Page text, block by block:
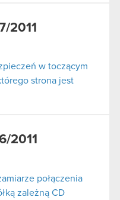
2011
w toczącym
strona jest
2011
połączenia
zależną CD